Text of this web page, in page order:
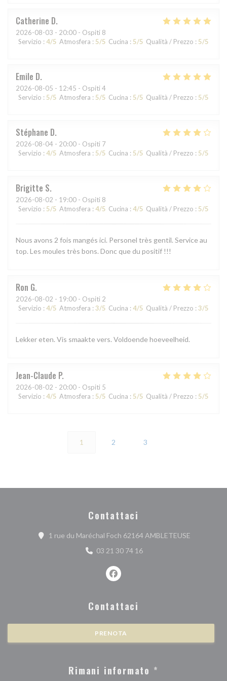
Catherine D
2026-08-03 - 20:00 - Ospiti 8
Servizio : 4/5 Atmosfera : 5/5 Cucina : 5/5 Qualità / Prezzo : 5/5
Emile D
2026-08-05 - 12:45 - Ospiti 4
Servizio : 5/5 Atmosfera : 5/5 Cucina : 5/5 Qualità / Prezzo : 5/5
Stéphane D
2026-08-04 - 20:00 - Ospiti 7
Servizio : 4/5 Atmosfera : 5/5 Cucina : 5/5 Qualità / Prezzo : 5/5
Brigitte S
2026-08-02 - 19:00 - Ospiti 8
Servizio : 5/5 Atmosfera : 4/5 Cucina : 4/5 Qualità / Prezzo : 5/5
Nous avons 2 fois mangés ici. Personel très gentil. Service au
top. Les moules très bons. Donc que du positif !!!
Ron G
2026-08-02 - 19:00 - Ospiti 2
Servizio : 4/5 Atmosfera : 3/5 Cucina : 4/5 Qualità / Prezzo : 3/5
Lekker eten. Vis smaakte vers. Voldoende hoeveelheid.
Jean-Claude P
2026-08-02 - 20:00 - Ospiti 5
Servizio : 4/5 Atmosfera : 5/5 Cucina : 5/5 Qualità / Prezzo : 5/5
1 2 3
Contattaci
1 rue du Maréchal Foch 62164 AMBLETEUSE((apre una
03 21 30 74 16
Facebook ((apre una nuova
Contattaci
PRENOTA
Rimani informato *